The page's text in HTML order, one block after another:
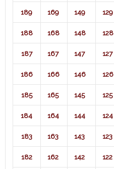
189 169 149 129
188 168 148 128
187 167 147 127
186 166 146 126
185 165 145 125
184 164 144 124
183 163 143 123
182 162 142 122